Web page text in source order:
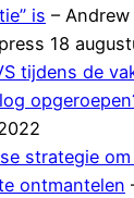
is –
18
tijdens de
strategie
ontmantelen